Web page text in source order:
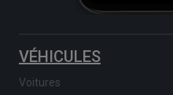
VÉHICULES
Voitures